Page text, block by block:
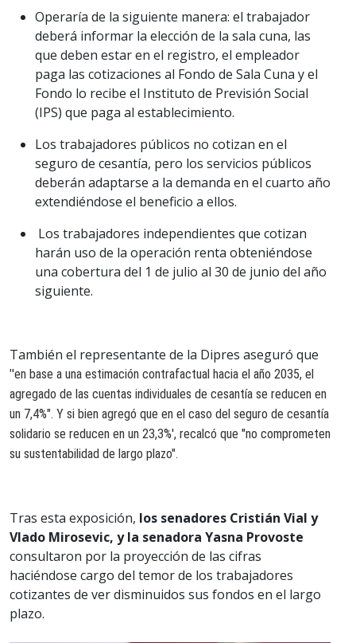
Operaría de la siguiente manera: el trabajador
deberá informar la elección de la sala cuna, las
que deben estar en el registro, el empleador
paga las cotizaciones al Fondo de Sala Cuna y el
Fondo lo recibe el Instituto de Previsión Social
(IPS) que paga al establecimiento.
Los trabajadores públicos no cotizan en el
seguro de cesantía, pero los servicios públicos
deberán adaptarse a la demanda en el cuarto año
extendiéndose el beneficio a ellos.
Los trabajadores independientes que cotizan
harán uso de la operación renta obteniéndose
una cobertura del 1 de julio al 30 de junio del año
siguiente.
También el representante de la Dipres aseguró que
"en base a una estimación contrafactual hacia el año 2035, el
agregado de las cuentas individuales de cesantía se reducen en
un 7,4%". Y si bien agregó que en el caso del seguro de cesantía
solidario se reducen en un 23,3%', recalcó que "no comprometen
su sustentabilidad de largo plazo".
Tras esta exposición, los senadores Cristián Vial y
Vlado Mirosevic, y la senadora Yasna Provoste
consultaron por la proyección de las cifras
haciéndose cargo del temor de los trabajadores
cotizantes de ver disminuidos sus fondos en el largo
plazo.